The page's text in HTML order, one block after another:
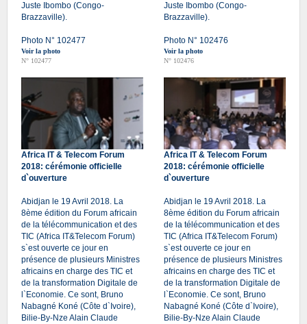
Juste Ibombo (Congo-
Brazzaville).
Photo N° 102477
Voir la photo
N° 102477
Juste Ibombo (Congo-
Brazzaville).
Photo N° 102476
Voir la photo
N° 102476
Africa IT & Telecom Forum
2018: cérémonie officielle
d`ouverture
Abidjan le 19 Avril 2018. La
8ème édition du Forum africain
de la télécommunication et des
TIC (Africa IT&Telecom Forum)
s`est ouverte ce jour en
présence de plusieurs Ministres
africains en charge des TIC et
de la transformation Digitale de
l`Economie. Ce sont, Bruno
Nabagné Koné (Côte d`Ivoire),
Bilie-By-Nze Alain Claude
Africa IT & Telecom Forum
2018: cérémonie officielle
d`ouverture
Abidjan le 19 Avril 2018. La
8ème édition du Forum africain
de la télécommunication et des
TIC (Africa IT&Telecom Forum)
s`est ouverte ce jour en
présence de plusieurs Ministres
africains en charge des TIC et
de la transformation Digitale de
l`Economie. Ce sont, Bruno
Nabagné Koné (Côte d`Ivoire),
Bilie-By-Nze Alain Claude